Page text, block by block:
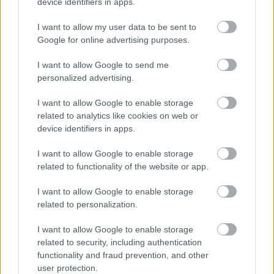
I want to allow my user data to be sent to
Google for online advertising purposes.
I want to allow Google to send me
personalized advertising.
I want to allow Google to enable storage
related to analytics like cookies on web or
device identifiers in apps.
I want to allow Google to enable storage
related to functionality of the website or app.
I want to allow Google to enable storage
related to personalization.
I want to allow Google to enable storage
related to security, including authentication
functionality and fraud prevention, and other
user protection.
Νέα τεχνική διπλασιάζει το φάσμα
λειτουργίας των «λευκών λέιζερ»